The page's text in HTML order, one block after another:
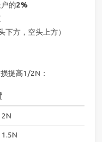
的2%
下方，空头上方）
提高1/2N：
2N
1.5N